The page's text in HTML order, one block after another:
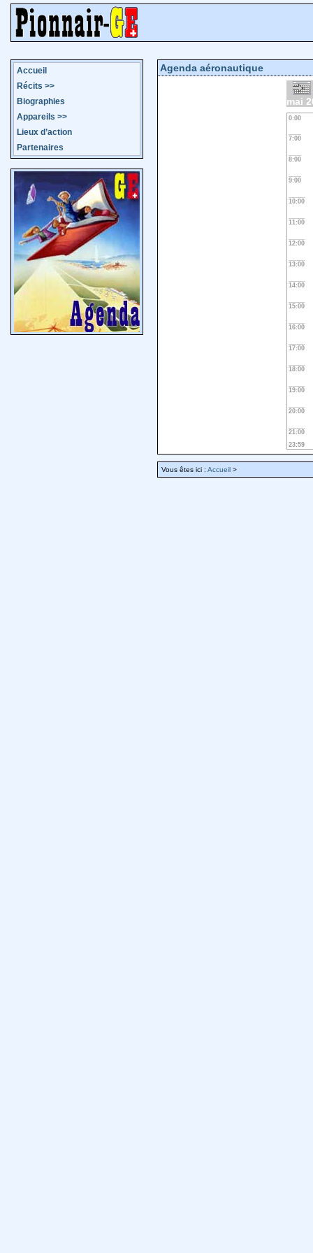
Accueil
Récits >>
Biographies
Appareils >>
Lieux d’action
Partenaires
Agenda aéronautique
mai
0:00
7:00
8:00
9:00
10:00
11:00
12:00
13:00
14:00
15:00
16:00
17:00
18:00
19:00
20:00
21:00
23:59
Vous êtes ici : Accueil >